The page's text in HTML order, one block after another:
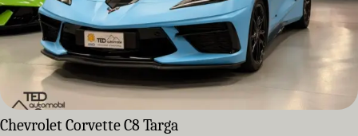
Chevrolet Corvette C8 Targa